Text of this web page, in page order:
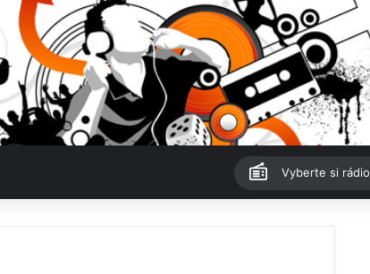
Vyberte si rádio